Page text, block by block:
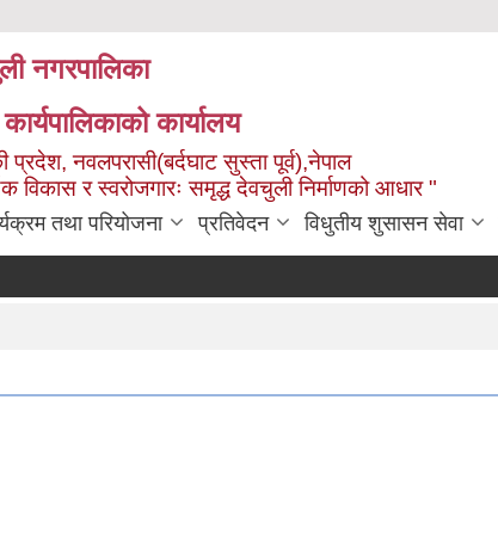
नगरपालिका
कार्यालय
प्रदेश, नवलपरासी(बर्दघाट सुस्ता पूर्व),नेपाल
विकास र स्वरोजगारः समृद्ध देवचुली निर्माणको आधार "
तथा परियोजना प्रतिवेदन विधुतीय शुसासन सेवा